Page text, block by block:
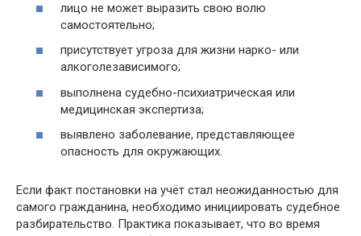
лицо не может выразить свою волю
самостоятельно;
присутствует угроза для жизни нарко- или
алкоголезависимого;
выполнена судебно-психиатрическая или
медицинская экспертиза;
выявлено заболевание, представляющее
опасность для окружающих.
Если факт постановки на учёт стал неожиданностью для
самого гражданина, необходимо инициировать судебное
разбирательство. Практика показывает, что во время